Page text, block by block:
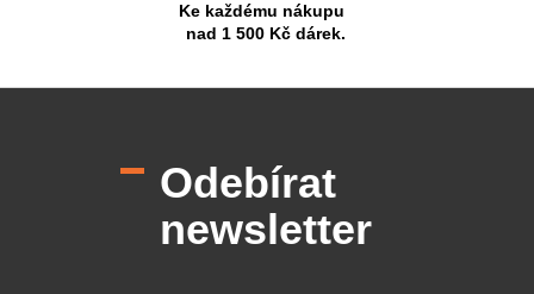
Ke každému nákupu
nad 1 500 Kč dárek.
Odebírat
newsletter